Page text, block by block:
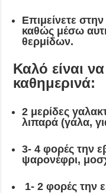
Επιμείνετε
καθώς μέσω
θερμίδων.
Καλό είναι
καθημερινά:
2 μερίδες
λιπαρά (γάλα,
3- 4 φορές την
ψαρονέφρι,
1- 2 φορές την